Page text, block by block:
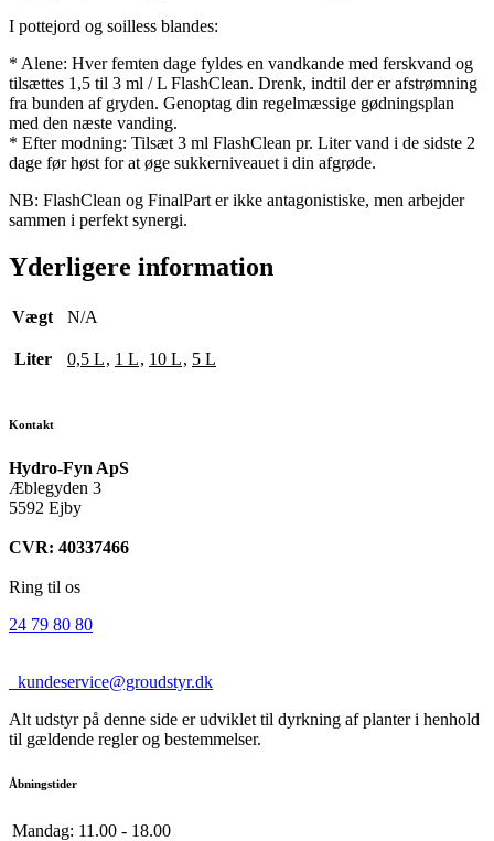
I pottejord og soilless blandes:
* Alene: Hver femten dage fyldes en vandkande med ferskvand og
tilsættes 1,5 til 3 ml / L FlashClean. Drenk, indtil der er afstrømning
fra bunden af ​​gryden. Genoptag din regelmæssige gødningsplan
med den næste vanding.
* Efter modning: Tilsæt 3 ml FlashClean pr. Liter vand i de sidste 2
dage før høst for at øge sukkerniveauet i din afgrøde.
NB: FlashClean og FinalPart er ikke antagonistiske, men arbejder
sammen i perfekt synergi.
Yderligere information
Vægt N/A
Liter 0,5 L, 1 L, 10 L, 5 L
Kontakt
Hydro-Fyn ApS
Æblegyden 3
5592 Ejby
CVR: 40337466
Ring til os
24 79 80 80
kundeservice@groudstyr.dk
Alt udstyr på denne side er udviklet til dyrkning af planter i henhold
til gældende regler og bestemmelser.
Åbningstider
Mandag: 11.00 - 18.00